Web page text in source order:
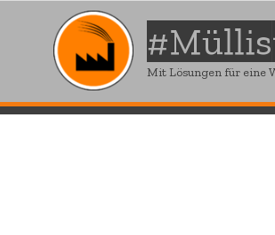
Mit Lösungen für eine